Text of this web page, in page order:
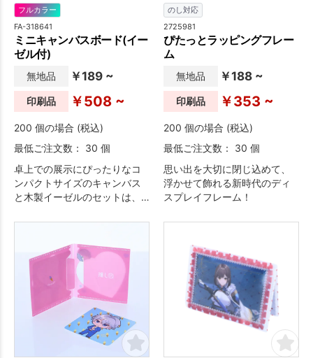
フルカラー
FA-318641
ミニキャンバスボード(イー
ゼル付)
無地品 ￥189 ~
印刷品 ￥508 ~
200 個の場合 (税込)
最低ご注文数： 30 個
卓上での展示にぴったりなコ
ンパクトサイズのキャンバス
と木製イーゼルのセットは、
しておすすめです。
のし対応
2725981
ぴたっとラッピングフレー
ム
無地品 ￥188 ~
印刷品 ￥353 ~
200 個の場合 (税込)
最低ご注文数： 30 個
思い出を大切に閉じ込めて、
浮かせて飾れる新時代のディ
スプレイフレーム！